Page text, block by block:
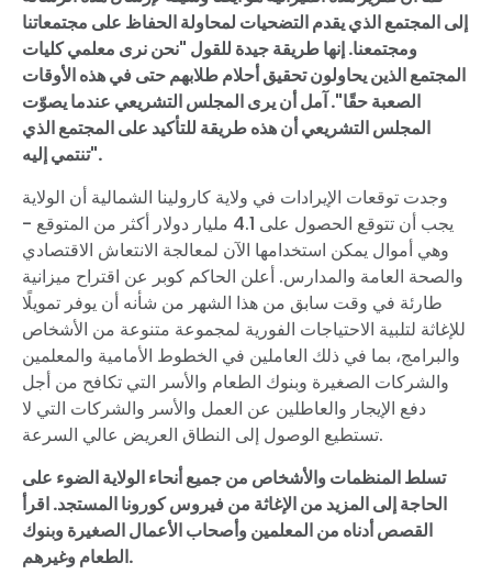
إلى المجتمع الذي يقدم التضحيات لمحاولة الحفاظ على مجتمعاتنا
ومجتمعنا. إنها طريقة جيدة للقول "نحن نرى معلمي كليات
المجتمع الذين يحاولون تحقيق أحلام طلابهم حتى في هذه الأوقات
الصعبة حقًا". آمل أن يرى المجلس التشريعي عندما يصوّت
المجلس التشريعي أن هذه طريقة للتأكيد على المجتمع الذي
تنتمي إليه".
وجدت توقعات الإيرادات في ولاية كارولينا الشمالية أن الولاية
يجب أن تتوقع الحصول على 4.1 مليار دولار أكثر من المتوقع -
وهي أموال يمكن استخدامها الآن لمعالجة الانتعاش الاقتصادي
والصحة العامة والمدارس. أعلن الحاكم كوبر عن اقتراح ميزانية
طارئة في وقت سابق من هذا الشهر من شأنه أن يوفر تمويلًا
للإغاثة لتلبية الاحتياجات الفورية لمجموعة متنوعة من الأشخاص
والبرامج، بما في ذلك العاملين في الخطوط الأمامية والمعلمين
والشركات الصغيرة وبنوك الطعام والأسر التي تكافح من أجل
دفع الإيجار والعاطلين عن العمل والأسر والشركات التي لا
تستطيع الوصول إلى النطاق العريض عالي السرعة.
تسلط المنظمات والأشخاص من جميع أنحاء الولاية الضوء على
الحاجة إلى المزيد من الإغاثة من فيروس كورونا المستجد. اقرأ
القصص أدناه من المعلمين وأصحاب الأعمال الصغيرة وبنوك
الطعام وغيرهم.